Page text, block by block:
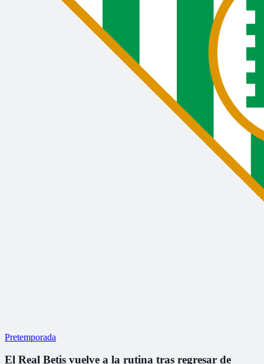
Pretemporada
El Real Betis vuelve a la rutina tras regresar de